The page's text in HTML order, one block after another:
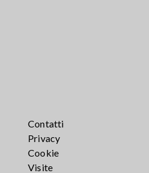
Contatti
Privacy
Cookie
Visite